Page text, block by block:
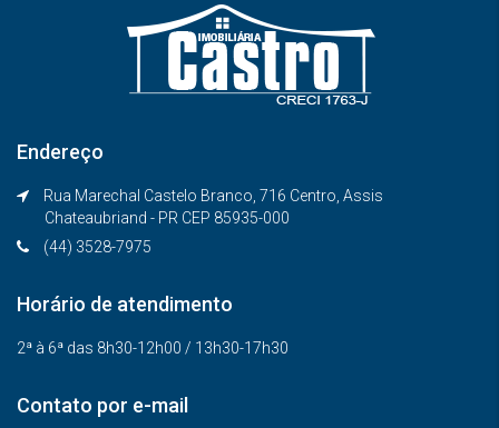
Endereço
Rua Marechal Castelo Branco, 716 Centro, Assis
Chateaubriand - PR CEP 85935-000
(44) 3528-7975
Horário de atendimento
2ª à 6ª das 8h30-12h00 / 13h30-17h30
Contato por e-mail